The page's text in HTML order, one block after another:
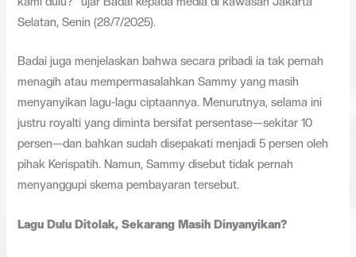
Selatan, Senin (28/7/2025).
Badai juga menjelaskan bahwa secara pribadi ia tak pernah
menagih atau mempermasalahkan Sammy yang masih
menyanyikan lagu-lagu ciptaannya. Menurutnya, selama ini
justru royalti yang diminta bersifat persentase—sekitar 10
persen—dan bahkan sudah disepakati menjadi 5 persen oleh
pihak Kerispatih. Namun, Sammy disebut tidak pernah
menyanggupi skema pembayaran tersebut.
Lagu Dulu Ditolak, Sekarang Masih Dinyanyikan?